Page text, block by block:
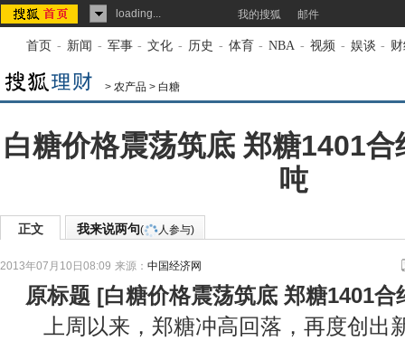
loading... 我的搜狐 邮件
首页 - 新闻 - 军事 - 文化 - 历史 - 体育 - NBA - 视频 - 娱谈 -
> 农产品 > 白糖
白糖价格震荡筑底 郑糖1401
吨
正文 我来说两句( 人参与)
2013年07月10日08:09 来源： 中国经济网
原标题 [白糖价格震荡筑底 郑糖1401合
上周以来，郑糖冲高回落，再度创出